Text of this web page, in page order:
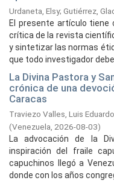
Urdaneta, Elsy; Gutiérrez,
El presente artículo tiene
crítica de la revista
y sintetizar las normas
que todo investigador debe
La Divina Pastora y
crónica de una
Caracas
Traviezo Valles, Luis Eduardo
(Venezuela, 2026-08-03)
La advocación de la
inspiración del fraile
capuchinos llegó a
donde con los años